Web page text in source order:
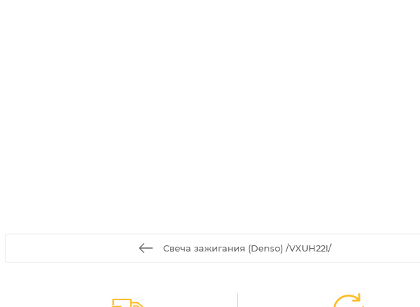
Свеча зажигания (Denso) /VXUH22I/